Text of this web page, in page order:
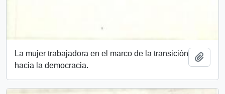
La mujer trabajadora en el marco de la transición
hacia la democracia.